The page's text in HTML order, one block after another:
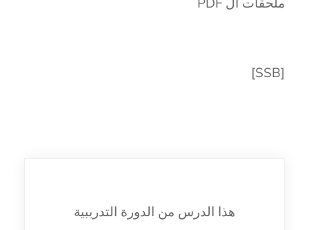
[SSB]
هذا الدرس من الدورة التدريبية